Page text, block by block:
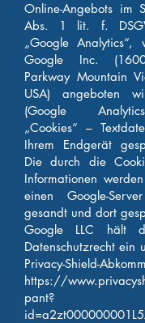
Online-Angebots im
Abs. 1 lit. f.
„Google Analytics“,
Google Inc.
Parkway Mountain
USA) angeboten
(Google
„Cookies“ –
Ihrem Endgerät
Die durch die
Informationen
einen Google-
gesandt und dort
Google LLC hält
Datenschutzrecht ein
Privacy-Shield-
https://
pant?